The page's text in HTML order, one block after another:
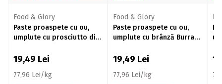
Food & Glory
Paste proaspete cu ou,
umplute cu prosciutto di
parmigiano reggiano 250g
19,49 Lei
77,96 Lei/kg
Food & Glory
Paste proaspete cu ou,
umplute cu brânză Burrata
250g
19,49 Lei
77,96 Lei/kg